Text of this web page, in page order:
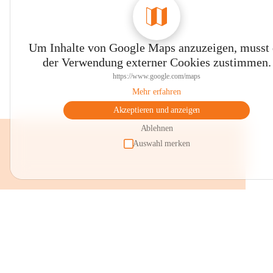
Um Inhalte von Google Maps anzuzeigen, musst
der Verwendung externer Cookies zustimmen.
https://www.google.com/maps
Mehr erfahren
Akzeptieren und anzeigen
Ablehnen
Auswahl merken